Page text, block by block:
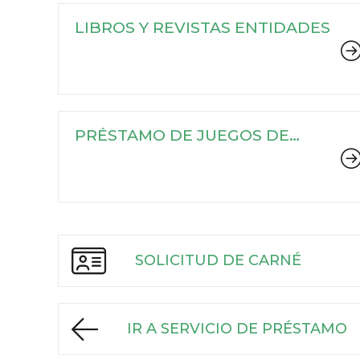
LIBROS Y REVISTAS ENTIDADES
PRÉSTAMO DE JUEGOS DE
SOLICITUD DE CARNÉ
IR A SERVICIO DE PRÉSTAMO